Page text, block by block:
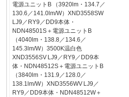
電源ユニットB （3920lm・134.7／
130.6／141.0lm/W）XND3558SW
LJ9／RY9／DD9本体・
NDN48501S＋電源ユニットB
（4040lm・138.8／134.6／
145.3lm/W）3500K温白色
XND3556SV LJ9／RY9／DD9本
体・NDN48512S＋電源ユニットB
（3840lm・131.9／128.0／
138.1lm/W）XND3556WV LJ9／
RY9／DD9本体・NDN48512W＋